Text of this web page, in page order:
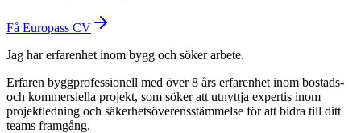
Få Europass CV
Jag har erfarenhet inom bygg och söker arbete.
Erfaren byggprofessionell med över 8 års erfarenhet inom bostads-
och kommersiella projekt, som söker att utnyttja expertis inom
projektledning och säkerhetsöverensstämmelse för att bidra till ditt
teams framgång.